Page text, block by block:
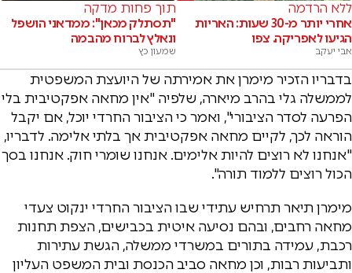
ללא הרדמה
אחרי יותר מ-30 שעות: האריות
הגיעו לאפריקה. צפו
אבי יעקב
תוך פחות מדקה
"תסתלק מכאן": ממדאני הושפל
ונאלץ לברוח מהבמה
שמעון כץ
בדבריו הזכיר מימרן את אמירתה של היועצת המשפטית
לממשלה גלי בהרב מיארה, שלפיה "אין מחאה אפקטיבית בלי
הפרעה לסדר הציבורי", ואמר כי הציבור החרדי יוכל, אם יקבל
הוראה לכך, לקיים מחאה אפקטיבית אך בלתי אלימה. לדבריו,
"אנחנו לא רוצים להיות אלימים. אנחנו שומרי חוק. אנחנו בסך
הכול רוצים ללמוד תורה".
מימרן תיאר תרחיש עתידי שבו הציבור החרדי ינקוט צעדי
מחאה רחבים, ובהם נסיעה איטית בכבישים, הצפת תחנות
רכבת, עמידה בתורים במשרדי ממשלה, הגשת עתירות
ותביעות רבות, וכן מחאה סביב הכנסת ובית המשפט העליון